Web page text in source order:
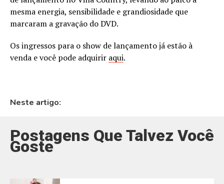
mesma energia, sensibilidade e grandiosidade que
marcaram a gravação do DVD.
Os ingressos para o show de lançamento já estão à
venda e você pode adquirir aqui.
Neste artigo:
Postagens Que Talvez Você
Goste